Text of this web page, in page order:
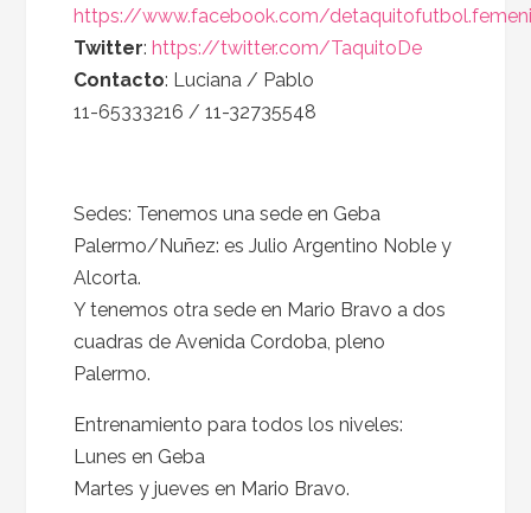
https://www.facebook.com/
Twitter:https://twitter.com/TaquitoDe
Contacto: Luciana / Pablo
11-65333216 / 11-32735548
Sedes: Tenemos una sede en Geba
Palermo/Nuñez: es Julio Argentino Noble y
Alcorta.
Y tenemos otra sede en Mario Bravo a dos
cuadras de Avenida Cordoba, pleno
Palermo.
Entrenamiento para todos los niveles:
Lunes en Geba
Martes y jueves en Mario Bravo.